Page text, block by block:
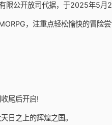
限公开放司代据，于2025年5
，注重点轻松愉快的冒险
尾后开启!
日之上的辉煌之国。